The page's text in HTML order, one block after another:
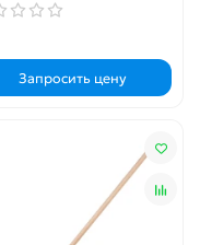
Запросить цену